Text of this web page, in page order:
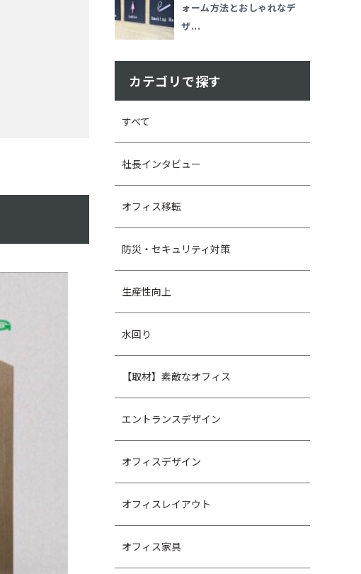
ォーム方法とおしゃれなデ
ザ...
カテゴリで探す
すべて
社長インタビュー
オフィス移転
防災・セキュリティ対策
生産性向上
水回り
【取材】素敵なオフィス
エントランスデザイン
オフィスデザイン
オフィスレイアウト
オフィス家具